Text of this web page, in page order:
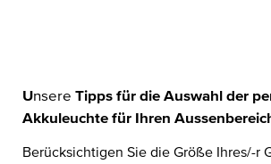
Unsere Tipps für die Auswahl der
Akkuleuchte für Ihren
Berücksichtigen Sie die Größe Ihres/-r